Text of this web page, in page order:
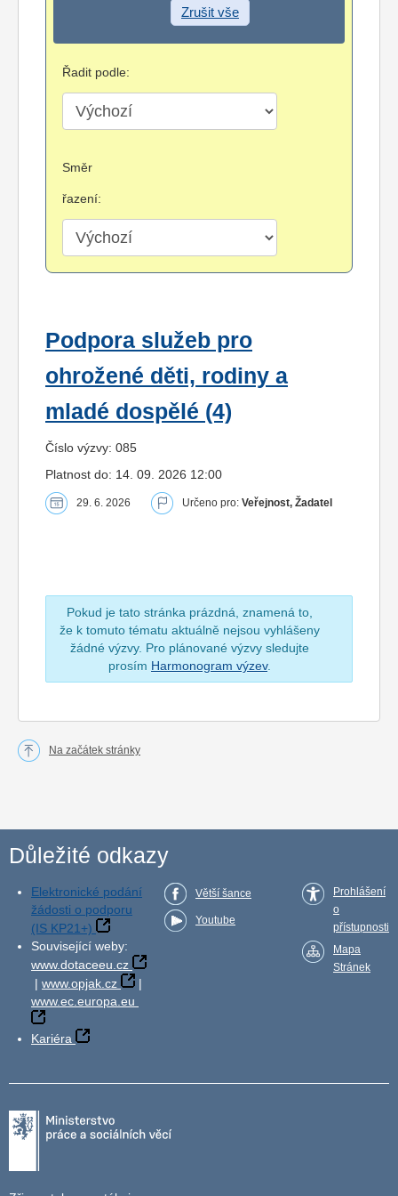
Zrušit vše
Řadit podle:
Směr
řazení:
Podpora služeb pro
ohrožené děti, rodiny a
mladé dospělé (4)
Číslo výzvy: 085
Platnost do: 14. 09. 2026 12:00
29. 6. 2026 Určeno pro: Veřejnost, Žadatel
Pokud je tato stránka prázdná, znamená to,
že k tomuto tématu aktuálně nejsou vyhlášeny
žádné výzvy. Pro plánované výzvy sledujte
prosím Harmonogram výzev.
Na začátek stránky
Důležité odkazy
Elektronické podání
žádosti o podporu
(IS KP21+)
Související weby:
www.dotaceeu.cz
| www.opjak.cz
|
www.ec.europa.eu
Kariéra
Větší šance
Youtube
Prohlášení
o
přístupnosti
Mapa
Stránek